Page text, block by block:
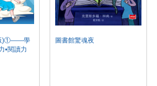
)①——學
•閱讀力
圖書館驚魂夜